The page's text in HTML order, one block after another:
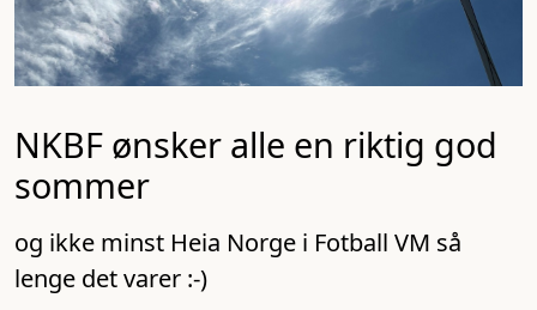
NKBF ønsker alle en riktig god
sommer
og ikke minst Heia Norge i Fotball VM så
lenge det varer :-)